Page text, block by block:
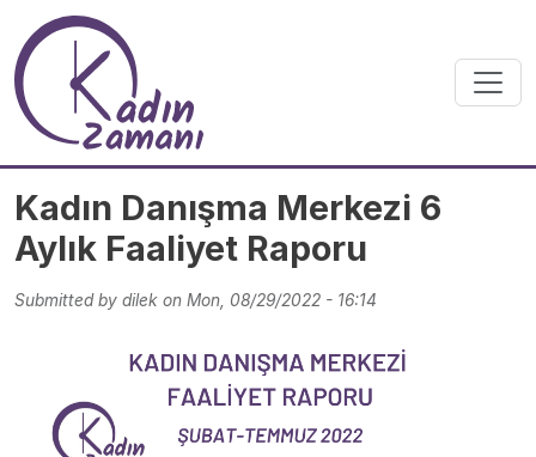
Skip to main content
Kadın Danışma Merkezi 6
Aylık Faaliyet Raporu
Submitted by dilek on Mon, 08/29/2022 - 16:14